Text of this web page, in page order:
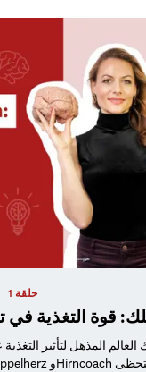
حلقة 1
قوة التغذية في
المذهل لتأثير